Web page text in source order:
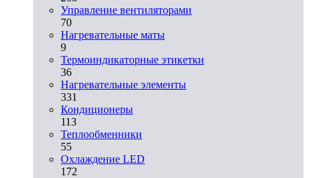
Управление вентиляторами
70
Нагревательные маты
9
Термоиндикаторные этикетки
36
Нагревательные элементы
331
Кондиционеры
113
Теплообменники
55
Охлаждение LED
172